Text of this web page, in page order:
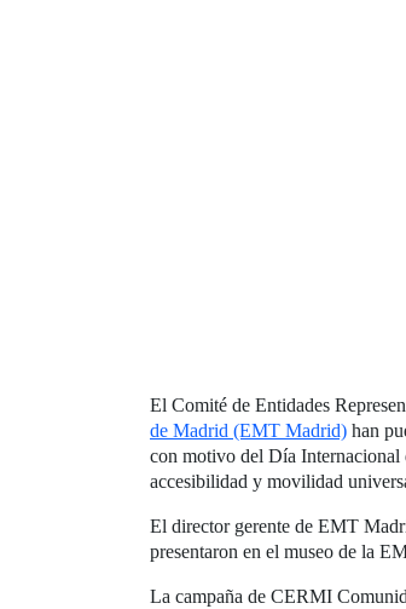
El Comité de Entidades
de Madrid (EMT Madrid) han
con motivo del Día Internacional
accesibilidad y movilidad
El director gerente de EMT
presentaron en el museo de la
La campaña de CERMI